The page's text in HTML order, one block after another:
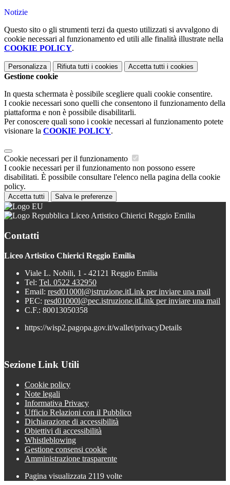
Notizie
Questo sito o gli strumenti terzi da questo utilizzati si avvalgono di
cookie necessari al funzionamento ed utili alle finalità illustrate nella
COOKIE POLICY.
Personalizza Rifiuta tutti i cookies Accetta tutti i cookies
Gestione cookie
In questa schermata è possibile scegliere quali cookie consentire.
I cookie necessari sono quelli che consentono il funzionamento della
piattaforma e non è possibile disabilitarli.
Per conoscere quali sono i cookie necessari al funzionamento potete
visionare la COOKIE POLICY.
Cookie necessari per il funzionamento
I cookie necessari per il funzionamento non possono essere
disabilitati. È possibile consultare l'elenco nella pagina della cookie
policy.
Accetta tutti Salva le preferenze
Liceo Artistico Chierici Reggio Emilia
Contatti
Liceo Artistico Chierici Reggio Emilia
Viale L. Nobili, 1 - 42121 Reggio Emilia
Tel: Tel. 0522 432950
Email: resd01000l@istruzione.itLink per inviare una mail
PEC: resd01000l@pec.istruzione.itLink per inviare una mail
C.F.: 80013050358
https://wisp2.pagopa.gov.it/wallet/privacyDetails
Sezione Link Utili
Cookie policy
Note legali
Informativa Privacy
Ufficio Relazioni con il Pubblico
Dichiarazione di accessibilità
Obiettivi di accessibilità
Whistleblowing
Gestione consensi cookie
Amministrazione trasparente
Pagina visualizzata 2119 volte